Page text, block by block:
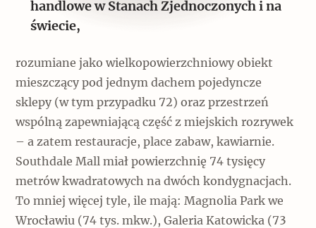
handlowe w Stanach Zjednoczonych i na
świecie,
rozumiane jako wielkopowierzchniowy obiekt
mieszczący pod jednym dachem pojedyncze
sklepy (w tym przypadku 72) oraz przestrzeń
wspólną zapewniającą część z miejskich rozrywek
– a zatem restauracje, place zabaw, kawiarnie.
Southdale Mall miał powierzchnię 74 tysięcy
metrów kwadratowych na dwóch kondygnacjach.
To mniej więcej tyle, ile mają: Magnolia Park we
Wrocławiu (74 tys. mkw.), Galeria Katowicka (73